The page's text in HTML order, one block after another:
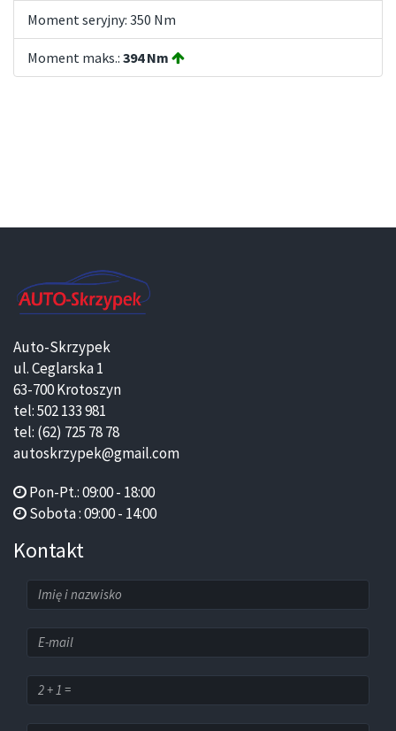
Moment seryjny: 350 Nm
Moment maks.: 394 Nm
Auto-Skrzypek
ul. Ceglarska 1
63-700 Krotoszyn
tel: 502 133 981
tel: (62) 725 78 78
autoskrzypek@gmail.com
Pon-Pt.: 09:00 - 18:00
Sobota : 09:00 - 14:00
Kontakt